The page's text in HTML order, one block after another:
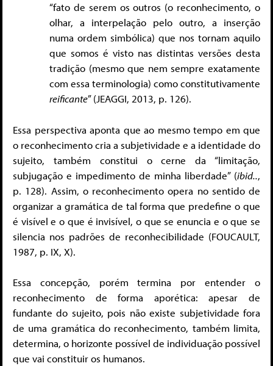
“fato de serem os outros (o reconhecimento, o
olhar, a interpelação pelo outro, a inserção
numa ordem simbólica) que nos tornam aquilo
que somos é visto nas distintas versões desta
tradição (mesmo que nem sempre exatamente
com essa terminologia) como constitutivamente
reificante” (JEAGGI, 2013, p. 126).
Essa perspectiva aponta que ao mesmo tempo em que
o reconhecimento cria a subjetividade e a identidade do
sujeito, também constitui o cerne da “limitação,
subjugação e impedimento de minha liberdade” (ibid..,
p. 128). Assim, o reconhecimento opera no sentido de
organizar a gramática de tal forma que predefine o que
é visível e o que é invisível, o que se enuncia e o que se
silencia nos padrões de reconhecibilidade (FOUCAULT,
1987, p. IX, X).
Essa concepção, porém termina por entender o
reconhecimento de forma aporética: apesar de
fundante do sujeito, pois não existe subjetividade fora
de uma gramática do reconhecimento, também limita,
determina, o horizonte possível de individuação possível
que vai constituir os humanos.